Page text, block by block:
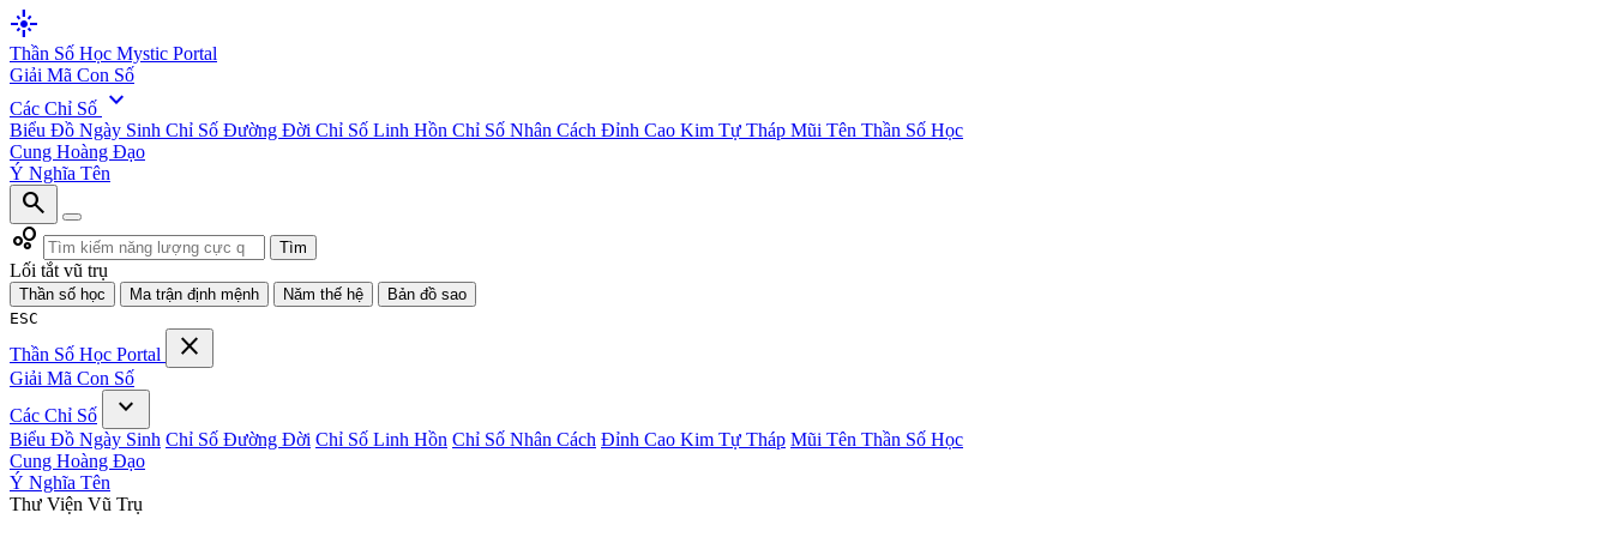
flare
Thần Số Học Mystic Portal
Giải Mã Con Số
Các Chỉ Số expand_more
Biểu Đồ Ngày Sinh Chỉ Số Đường Đời Chỉ Số Linh Hồn Chỉ Số Nhân Cách Đỉnh Cao Kim Tự Tháp Mũi Tên Thần Số Học
Cung Hoàng Đạo
Ý Nghĩa Tên
search
bubble_chart
Tìm
Lối tắt vũ trụ
Thần số học Ma trận định mệnh Năm thế hệ
Bản đồ sao
ESC
Thần Số Học Portal close
Giải Mã Con Số
Các Chỉ Số
expand_more
Biểu Đồ Ngày Sinh Chỉ Số Đường Đời Chỉ Số Linh Hồn Chỉ Số Nhân Cách Đỉnh Cao Kim Tự Tháp Mũi Tên Thần Số Học
Cung Hoàng Đạo
Ý Nghĩa Tên
Thư Viện Vũ Trụ